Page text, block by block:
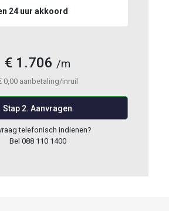
24 uur akkoord
€ 1.706 /m
0,00aanbetaling/inruil
Stap 2. Aanvragen
telefonisch indienen?
Bel 088 110 1400